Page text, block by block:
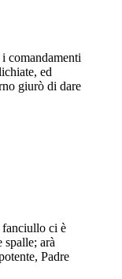
comandamenti
ed
giurò di dare
ci è
spalle; arà
Padre